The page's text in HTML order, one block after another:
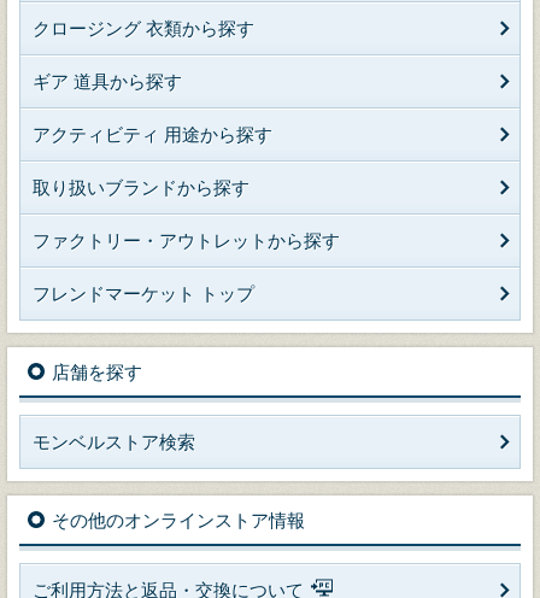
クロージング 衣類から探す
ギア 道具から探す
アクティビティ 用途から探す
取り扱いブランドから探す
ファクトリー・アウトレットから探す
フレンドマーケット トップ
店舗を探す
モンベルストア検索
その他のオンラインストア情報
ご利用方法と返品・交換について